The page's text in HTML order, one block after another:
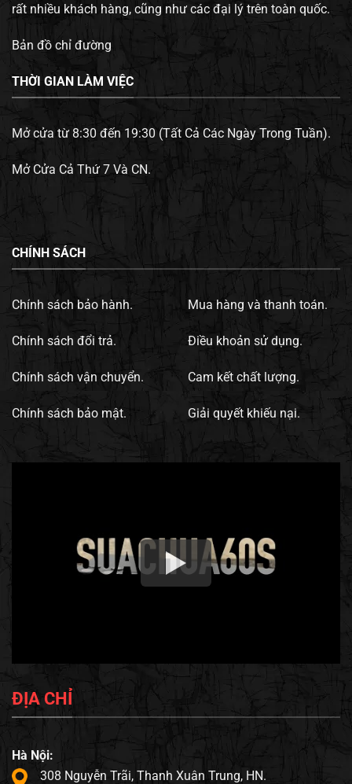
rất nhiều khách hàng, cũng như các đại lý trên toàn quốc.
Bản đồ chỉ đường
THỜI GIAN LÀM VIỆC
Mở cửa từ 8:30 đến 19:30 (Tất Cả Các Ngày Trong Tuần).
Mở Cửa Cả Thứ 7 Và CN.
CHÍNH SÁCH
Chính sách bảo hành.
Chính sách đổi trả.
Chính sách vận chuyển.
Chính sách bảo mật.
Mua hàng và thanh toán.
Điều khoản sử dụng.
Cam kết chất lượng.
Giải quyết khiếu nại.
ĐỊA CHỈ
Hà Nội:
308 Nguyễn Trãi, Thanh Xuân Trung, HN.